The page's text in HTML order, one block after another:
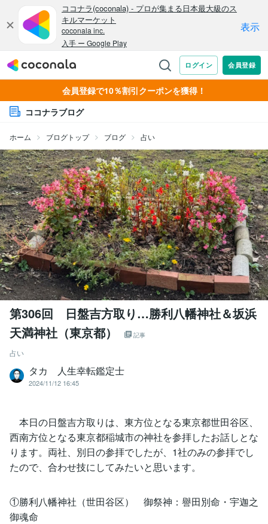
会員登録で10％割引クーポンを獲得！
ココナラブログ
ホーム ブログトップ ブログ 占い
第306回 日盤吉方取り…勝利八幡神社＆坂浜
天満神社（東京都）
記事
占い
タカ 人生幸転鑑定士
2024/11/12 16:45
本日の日盤吉方取りは、東方位となる東京都世田谷区、
西南方位となる東京都稲城市の神社を参拝したお話しとな
ります。両社、別日の参拝でしたが、1社のみの参拝でし
たので、合わせ技にしてみたいと思います。
①勝利八幡神社（世田谷区） 御祭神：譽田別命・宇迦之
御魂命